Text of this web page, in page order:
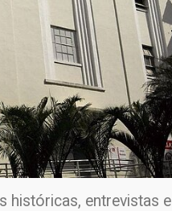
históricas, entrevistas e